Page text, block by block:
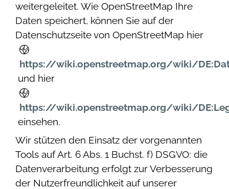
weitergeleitet. Wie OpenStreetMap Ihre
Daten speichert, können Sie auf der
Datenschutzseite von OpenStreetMap hier
https://wiki.openstreetmap.org/wiki/
und hier
https://wiki.openstreetmap.org/wiki/
einsehen.
Wir stützen den Einsatz der vorgenannten
Tools auf Art. 6 Abs. 1 Buchst. f) DSGVO: die
Datenverarbeitung erfolgt zur Verbesserung
der Nutzerfreundlichkeit auf unserer